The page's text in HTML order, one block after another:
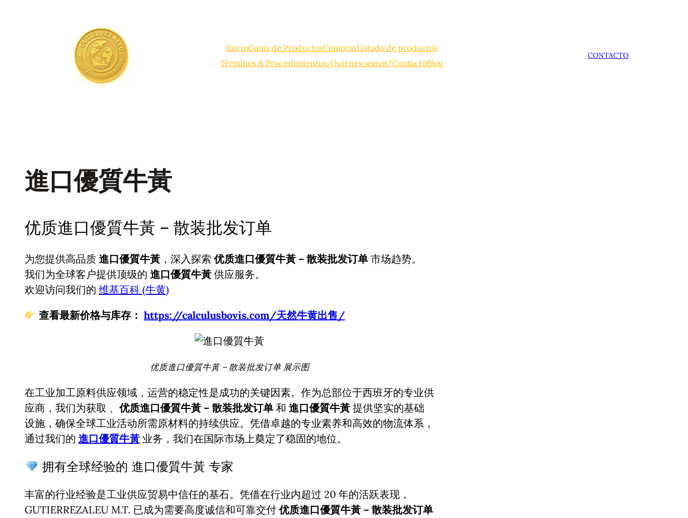
InicioGama de ProductosComprasListado de productos
Términos & Procedimientos¿Quiénes somos?ContactoBlog
CONTACTO
進口優質牛黃
优质進口優質牛黃 – 散装批发订单
为您提供高品质 進口優質牛黃 ，深入探索优质進口優質牛黃 – 散装批发订单 市场趋势。
我们为全球客户提供顶级的 進口優質牛黃 供应服务。
欢迎访问我们的 维基百科 (牛黄)
查看最新价格与库存： https://calculusbovis.com/天然牛黄出售/
优质進口優質牛黃 – 散装批发订单 展示图
在工业加工原料供应领域，运营的稳定性是成功的关键因素。作为总部位于西班牙的专业供
应商，我们为获取 、优质進口優質牛黃 – 散装批发订单 和 進口優質牛黃 提供坚实的基础
设施，确保全球工业活动所需原材料的持续供应。凭借卓越的专业素养和高效的物流体系，
通过我们的 進口優質牛黃 业务，我们在国际市场上奠定了稳固的地位。
拥有全球经验的 進口優質牛黃 专家
丰富的行业经验是工业供应贸易中信任的基石。凭借在行业内超过 20 年的活跃表现，
GUTIERREZALEU M.T. 已成为需要高度诚信和可靠交付优质進口優質牛黃 – 散装批发订单